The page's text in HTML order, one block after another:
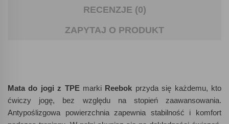
RECENZJE (0)
ZAPYTAJ O PRODUKT
Mata do jogi z TPE marki Reebok przyda się każdemu, kto
ćwiczy jogę, bez względu na stopień zaawansowania.
Antypoślizgowa powierzchnia zapewnia stabilność i komfort